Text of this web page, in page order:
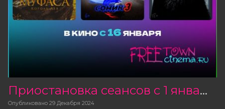
Приостановка сеансов с 1 января
Опубликовано 29 Декабря 2024